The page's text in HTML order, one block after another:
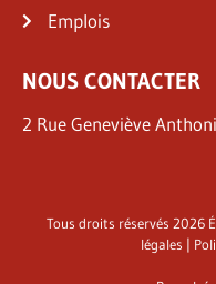
Emplois
NOUS CONTACTER
2 Rue Geneviève
Tous droits réservés 2026
légales |